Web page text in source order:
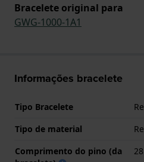
Bracelete original para
GWG-1000-1A1
Informações bracelete
Tipo Bracelete
Tipo de material
Comprimento do pino (da